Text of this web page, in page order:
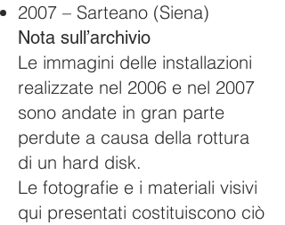
2007 – Sarteano (Siena)
Nota sull’archivio
Le immagini delle installazioni
realizzate nel 2006 e nel 2007
sono andate in gran parte
perdute a causa della rottura
di un hard disk.
Le fotografie e i materiali visivi
qui presentati costituiscono ciò